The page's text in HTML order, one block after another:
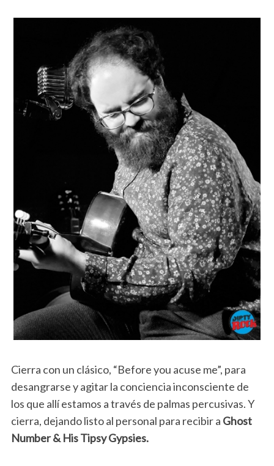
Cierra con un clásico, “Before you acuse me”, para
desangrarse y agitar la conciencia inconsciente de
los que allí estamos a través de palmas percusivas. Y
cierra, dejando listo al personal para recibir a Ghost
Number & His Tipsy Gypsies.